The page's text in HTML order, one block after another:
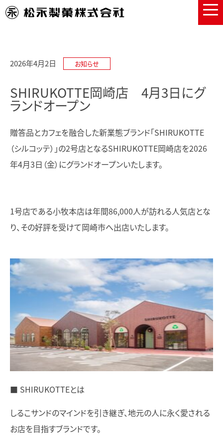
2026年4月2日 お知らせ
SHIRUKOTTE岡崎店 4月3日にグ
ランドオープン
贈答品とカフェを融合した新業態ブランド「SHIRUKOTTE
（シルコッテ）」の2号店となるSHIRUKOTTE岡崎店を2026
年4月3日（金）にグランドオープンいたします。
1号店である小牧本店は年間86,000人が訪れる人気店とな
り、その好評を受けて岡崎市へ出店いたします。
■ SHIRUKOTTEとは
しるこサンドのマインドを引き継ぎ、地元の人に永く愛される
お店を目指すブランドです。